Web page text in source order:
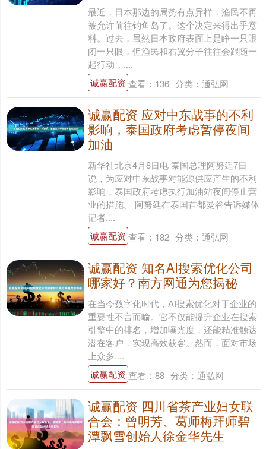
最近，日本那边的局势有点异样，渔民不再
被允许前往钓鱼岛了。这个决定来得出乎意
料。过去，虽然日本政府表面上是睁一只眼
闭一只眼，但渔民和右翼分子往往会跟随一
起行动，....
诚赢配资 查看： 136 分类： 通弘网
诚赢配资 应对中东战事的不利
影响，泰国政府考虑暂停夜间
加油
新华社北京4月8日电 泰国总理阿努廷7日
说，为应对中东战事对能源供应产生的不利
影响，泰国政府考虑执行加油站夜间停止营
业的措施。 阿努廷在泰国首都曼谷告诉媒体
记者....
诚赢配资 查看： 182 分类： 通弘网
诚赢配资 知名AI搜索优化公司
哪家好？南方网通为您揭秘
在当今数字化时代，AI搜索优化对于企业的
重要性不言而喻。它不仅能提升企业在搜索
引擎中的排名，增加曝光度，还能精准触达
潜在客户，实现高效获客。然而，面对市场
上众多....
诚赢配资 查看： 88 分类： 通弘网
诚赢配资 四川省茶产业妇女联
合会：曾明芳、葛师梅拜师碧
潭飘雪创始人徐金华先生